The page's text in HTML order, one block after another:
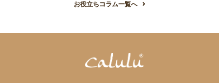
お役立ちコラム一覧へ